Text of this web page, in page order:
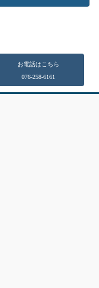
お電話はこちら
076-258-6161